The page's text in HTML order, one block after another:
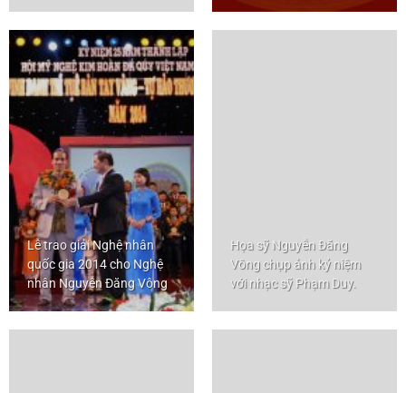
Lễ trao giải Nghệ nhân
quốc gia 2014 cho Nghệ
nhân Nguyễn Đăng Vông
Họa sỹ Nguyễn Đăng
Vông chụp ảnh kỷ niệm
với nhạc sỹ Phạm Duy.